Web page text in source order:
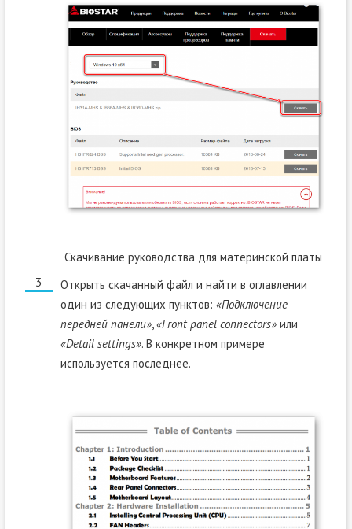
Скачивание руководства для материнской платы
Открыть скачанный файл и найти в оглавлении
один из следующих пунктов: «Подключение
передней панели»,«Front panel connectors»или
«Detail settings». В конкретном примере
используется последнее.